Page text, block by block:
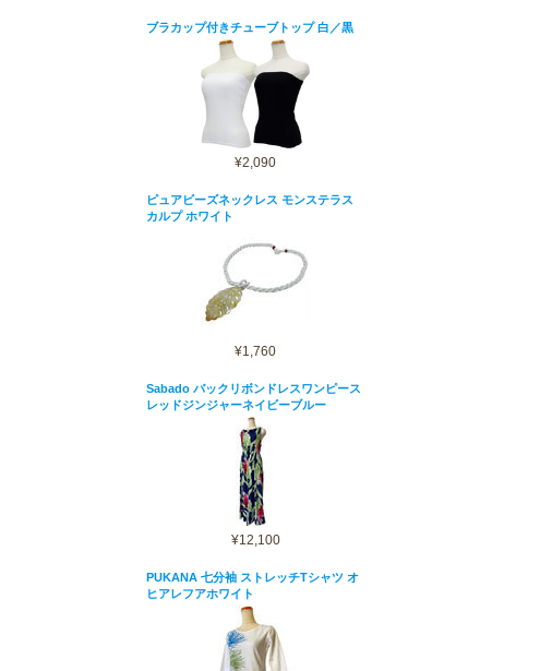
ブラカップ付きチューブトップ 白／黒
¥2,090
ピュアビーズネックレス モンステラス
カルプ ホワイト
¥1,760
Sabado バックリボンドレスワンピース
レッドジンジャーネイビーブルー
¥12,100
PUKANA 七分袖 ストレッチTシャツ オ
ヒアレフアホワイト